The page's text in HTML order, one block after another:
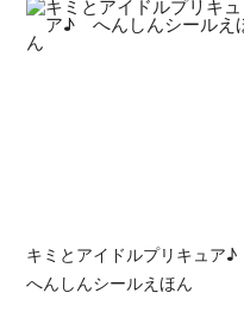
キミとアイドルプリキュア♪
へんしんシールえほん